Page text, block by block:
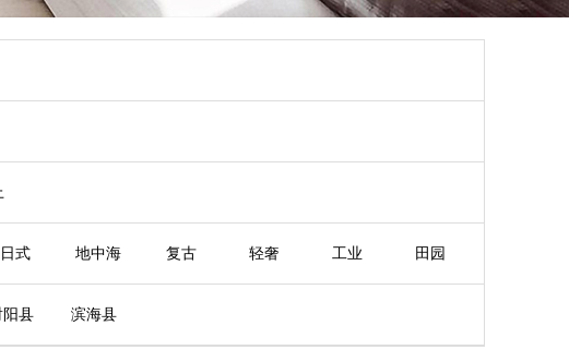
日式 地中海 复古 轻奢 工业 田园
阳县 滨海县